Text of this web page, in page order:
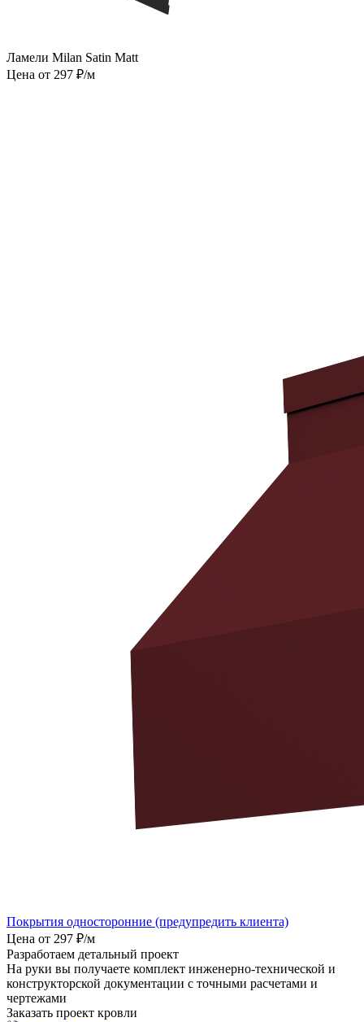
Ламели Milan Satin Matt
Цена от 297 ₽/м
Покрытия односторонние (предупредить клиента)
Цена от 297 ₽/м
Разработаем детальный проект
На руки вы получаете комплект инженерно-технической и
конструкторской документации с точными расчетами и
чертежами
Заказать проект кровли